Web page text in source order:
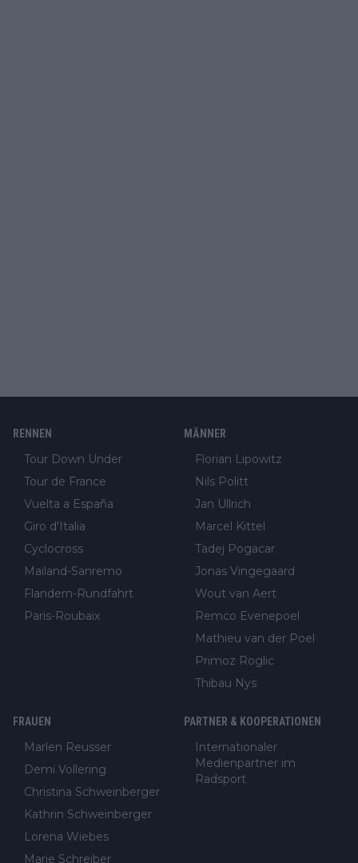
RENNEN
Tour Down Under
Tour de France
Vuelta a España
Giro d'Italia
Cyclocross
Mailand-Sanremo
Flandern-Rundfahrt
Paris-Roubaix
MÄNNER
Florian Lipowitz
Nils Politt
Jan Ullrich
Marcel Kittel
Tadej Pogacar
Jonas Vingegaard
Wout van Aert
Remco Evenepoel
Mathieu van der Poel
Primoz Roglic
Thibau Nys
FRAUEN
Marlen Reusser
Demi Vollering
Christina Schweinberger
Kathrin Schweinberger
Lorena Wiebes
Marie Schreiber
PARTNER & KOOPERATIONEN
Internationaler
Medienpartner im
Radsport